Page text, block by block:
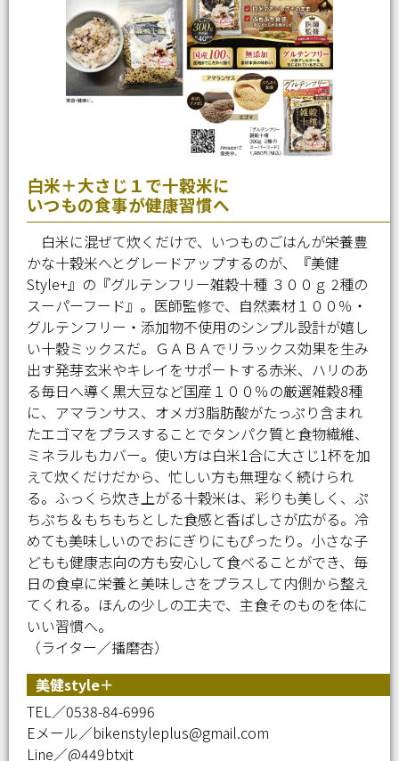
白米＋大さじ１で十穀米に
いつもの食事が健康習慣へ
白米に混ぜて炊くだけで、いつものごはんが栄養豊
かな十穀米へとグレードアップするのが、『美健
Style+』の『グルテンフリー雑穀十種 ３００ｇ 2種の
スーパーフード』。医師監修で、自然素材１００％・
グルテンフリー・添加物不使用のシンプル設計が嬉し
い十穀ミックスだ。ＧＡＢＡでリラックス効果を生み
出す発芽玄米やキレイをサポートする赤米、ハリのあ
る毎日へ導く黒大豆など国産１００％の厳選雑穀8種
に、アマランサス、オメガ3脂肪酸がたっぷり含まれ
たエゴマをプラスすることでタンパク質と食物繊維、
ミネラルもカバー。使い方は白米1合に大さじ1杯を加
えて炊くだけだから、忙しい方も無理なく続けられ
る。ふっくら炊き上がる十穀米は、彩りも美しく、ぷ
ちぷち＆もちもちとした食感と香ばしさが広がる。冷
めても美味しいのでおにぎりにもぴったり。小さな子
どもも健康志向の方も安心して食べることができ、毎
日の食卓に栄養と美味しさをプラスして内側から整え
てくれる。ほんの少しの工夫で、主食そのものを体に
いい習慣へ。
（ライター／播磨杏）
美健style＋
TEL／0538-84-6996
Eメール／bikenstyleplus@gmail.com
Line／@449btxjt